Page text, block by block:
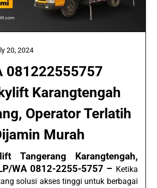
081222555757
Karangtengah
Operator Terlatih
Murah
20, 2024
Tangerang Karangtengah,
WA 0812-2255-5757 – Ketika
solusi akses tinggi untuk berbagai